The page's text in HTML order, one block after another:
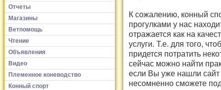
Отчеты
Магазины
Ветпомощь
Чтение
Объявления
Видео
Племенное коневодство
Конный спорт
К сожалению, конный
прогулками у нас
отражается как на
услуги. Т.е. для того,
придется потратить
сейчас можно найти
если Вы уже нашли сайт
несомненно сможете